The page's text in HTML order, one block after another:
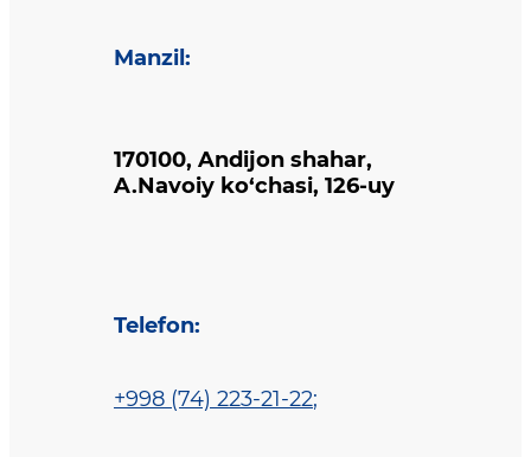
Manzil :
170100, Andijon shahar,
A.Navoiy ko‘chasi, 126-uy
Telefon:
+998 (74) 223-21-22;